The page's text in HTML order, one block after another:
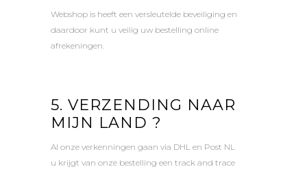
Webshop is heeft een versleutelde beveiliging en
daardoor kunt u veilig uw bestelling online
afrekeningen.
5. VERZENDING NAAR
MIJN LAND ?
Al onze verkenningen gaan via DHL en Post NL
u krijgt van onze bestelling een track and trace